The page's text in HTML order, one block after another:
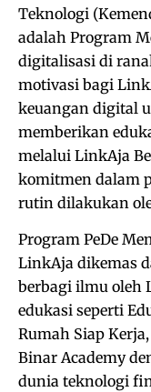
Teknologi
adalah Program
digitalisasi di
motivasi bagi
keuangan digital
memberikan
melalui LinkAja
komitmen dalam
rutin dilakukan
Program PeDe
LinkAja dikemas
berbagi ilmu oleh
edukasi seperti
Rumah Siap
Binar Academy
dunia teknologi